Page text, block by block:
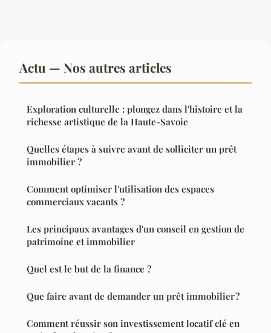
Actu — Nos autres articles
Exploration culturelle : plongez dans l'histoire et la
richesse artistique de la Haute-Savoie
Quelles étapes à suivre avant de solliciter un prêt
immobilier ?
Comment optimiser l'utilisation des espaces
commerciaux vacants ?
Les principaux avantages d'un conseil en gestion de
patrimoine et immobilier
Quel est le but de la finance ?
Que faire avant de demander un prêt immobilier ?
Comment réussir son investissement locatif clé en